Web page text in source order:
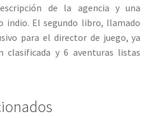
de la agencia y una
indio. El segundo libro, llamado
para el director de juego, ya
clasificada y 6 aventuras listas